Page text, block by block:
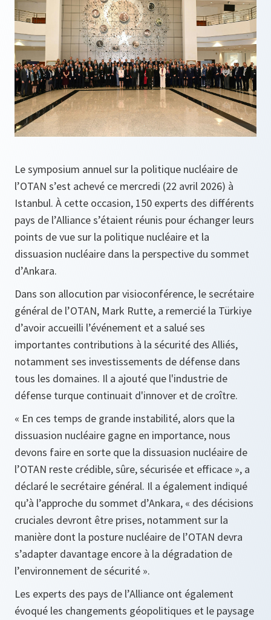
Le symposium annuel sur la politique nucléaire de
l’OTAN s’est achevé ce mercredi (22 avril 2026) à
Istanbul. À cette occasion, 150 experts des différents
pays de l’Alliance s’étaient réunis pour échanger leurs
points de vue sur la politique nucléaire et la
dissuasion nucléaire dans la perspective du sommet
d’Ankara.
Dans son allocution par visioconférence, le secrétaire
général de l’OTAN, Mark Rutte, a remercié la Türkiye
d’avoir accueilli l’événement et a salué ses
importantes contributions à la sécurité des Alliés,
notamment ses investissements de défense dans
tous les domaines. Il a ajouté que l'industrie de
défense turque continuait d'innover et de croître.
« En ces temps de grande instabilité, alors que la
dissuasion nucléaire gagne en importance, nous
devons faire en sorte que la dissuasion nucléaire de
l’OTAN reste crédible, sûre, sécurisée et efficace », a
déclaré le secrétaire général. Il a également indiqué
qu’à l’approche du sommet d’Ankara, « des décisions
cruciales devront être prises, notamment sur la
manière dont la posture nucléaire de l’OTAN devra
s’adapter davantage encore à la dégradation de
l’environnement de sécurité ».
Les experts des pays de l’Alliance ont également
évoqué les changements géopolitiques et le paysage